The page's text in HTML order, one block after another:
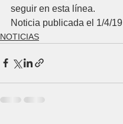
seguir en esta línea.
Noticia publicada el 1/4/19
NOTICIAS